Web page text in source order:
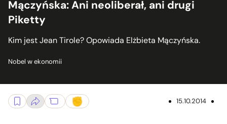
Mączyńska: Ani neoliberał, ani drugi
Piketty
Kim jest Jean Tirole? Opowiada Elżbieta Mączyńska.
Nobel w ekonomii
15.10.2014